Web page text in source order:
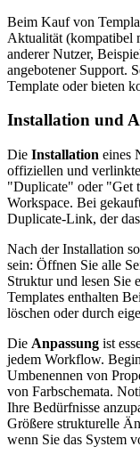
Beim Kauf von
Aktualität (kompatibel
anderer Nutzer,
angebotener Support.
Template oder bieten
Installation und
Die Installation eines
offiziellen und
"Duplicate" oder "Get
Workspace. Bei
Duplicate-Link, der
Nach der Installation
sein: Öffnen Sie alle
Struktur und lesen Sie
Templates enthalten
löschen oder durch
Die Anpassung ist
jedem Workflow.
Umbenennen von
von Farbschemata.
Ihre Bedürfnisse
Größere strukturelle
wenn Sie das System